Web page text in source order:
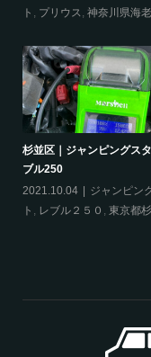
ト , プリウス, 神奈川県海
杉並区｜ジャンピングス
ブル250
2021.10.04
ジャンピン
ト
レブル２５０ 東京都